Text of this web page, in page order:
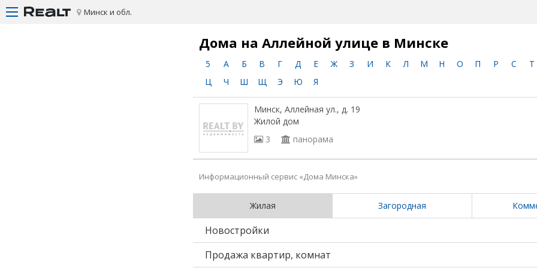
Минск и обл.
Дома на Аллейной улице в Минске
5 А Б В Г Д Е Ж З И К Л М Н О П Р С Т
Ц
Ч Ш Щ Э Ю Я
Минск, Аллейная ул., д. 19
Жилой дом
3
панорама
Информационный сервис «Дома Минска»
Жилая Загородная
Новостройки
Продажа квартир, комнат